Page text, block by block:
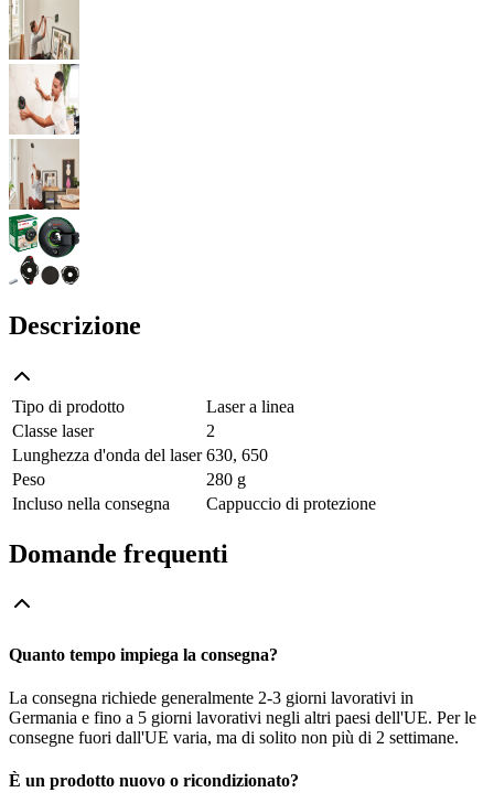
Descrizione
Tipo di prodotto
Laser a linea
Classe laser
2
Lunghezza d'onda del laser 630, 650
Peso
280 g
Incluso nella consegna
Cappuccio di protezione
Domande frequenti
Quanto tempo impiega la consegna?
La consegna richiede generalmente 2-3 giorni lavorativi in
Germania e fino a 5 giorni lavorativi negli altri paesi dell'UE. Per le
consegne fuori dall'UE varia, ma di solito non più di 2 settimane.
È un prodotto nuovo o ricondizionato?